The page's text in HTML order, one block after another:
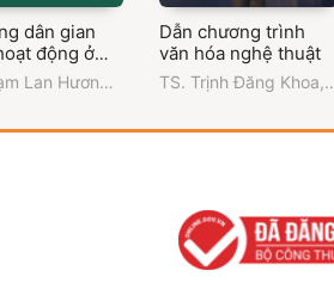
dân gian
động ở
Thành phố
Minh
Lan Hương,
phố Hồ Chí
Dẫn chương trình
văn hóa nghệ thuật
TS. Trịnh Đăng Khoa,
hóa Thành phố Hồ Chí